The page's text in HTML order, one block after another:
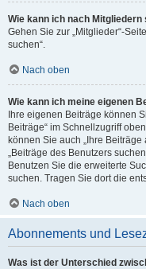
Wie kann ich nach Mitgliedern
Gehen Sie zur „Mitglieder“-
suchen“.
Nach oben
Wie kann ich meine eigenen
Ihre eigenen Beiträge können
Beiträge“ im Schnellzugriff
können Sie auch „Ihre
„Beiträge des Benutzers
Benutzen Sie die erweiterte
suchen. Tragen Sie dort die
Nach oben
Abonnements und
Was ist der Unterschied